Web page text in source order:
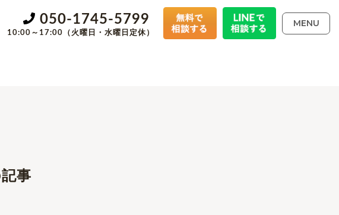
050-1745-5799
10:00～17:00（火曜日・水曜日定休）
MENU
事